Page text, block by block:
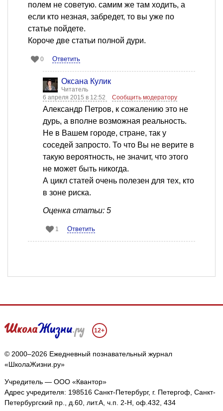
полем не советую. самим же там ходить, а
если кто незная, забредет, то вы уже по
статье пойдете.
Короче две статьи полной дури.
0 Ответить
Оксана Кулик
Читатель
6 апреля 2015 в 12:52
Сообщить модератору
Александр Петров, к сожалению это не
дурь, а вполне возможная реальность.
Не в Вашем городе, стране, так у
соседей запросто. То что Вы не верите в
такую вероятность, не значит, что этого
не может быть никогда.
А цикл статей очень полезен для тех, кто
в зоне риска.
Оценка статьи: 5
1 Ответить
12+
© 2000–2026 Ежедневный познавательный журнал
«ШколаЖизни.ру»
Учредитель — ООО «Квантор»
Адрес учредителя: 198516 Санкт-Петербург, г. Петергоф, Санкт-
Петербургский пр., д.60, лит.А, ч.п. 2-Н, оф.432, 434